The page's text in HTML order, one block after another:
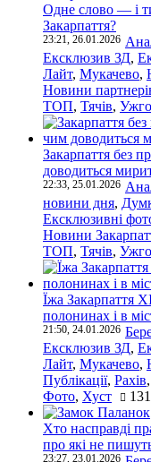
Одне слово — і
Закарпаття?
23:21, 26.01.2026
Ексклюзив ЗД,
Лайт, Мукачево,
Новини
ТОП, Тячів,
Закарпаття без
доводиться
22:33, 25.01.2026
новини дня,
Ексклюзивні
Новини
ТОП, Тячів,
Їжа Закарпаття
полонинах і в
21:50, 24.01.2026
Ексклюзив ЗД,
Лайт, Мукачево,
Публікації, Рахів,
Фото, Хуст
Хто насправді
про які не
23:27, 23.01.2026